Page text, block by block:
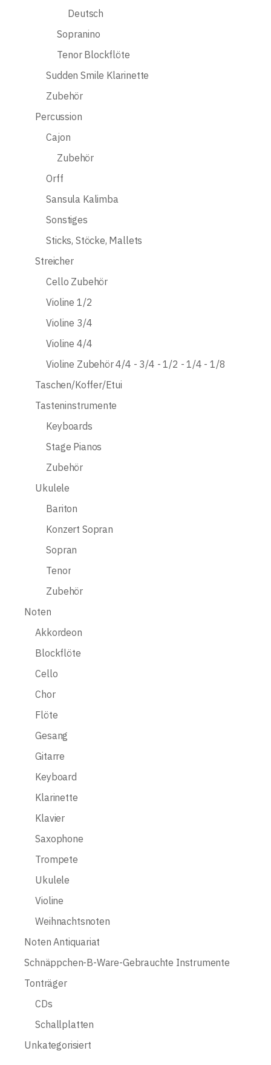
Deutsch
Sopranino
Tenor Blockflöte
Sudden Smile Klarinette
Zubehör
Percussion
Cajon
Zubehör
Orff
Sansula Kalimba
Sonstiges
Sticks, Stöcke, Mallets
Streicher
Cello Zubehör
Violine 1/2
Violine 3/4
Violine 4/4
Violine Zubehör 4/4 - 3/4 - 1/2 - 1/4 - 1/8
Taschen/Koffer/Etui
Tasteninstrumente
Keyboards
Stage Pianos
Zubehör
Ukulele
Bariton
Konzert Sopran
Sopran
Tenor
Zubehör
Noten
Akkordeon
Blockflöte
Cello
Chor
Flöte
Gesang
Gitarre
Keyboard
Klarinette
Klavier
Saxophone
Trompete
Ukulele
Violine
Weihnachtsnoten
Noten Antiquariat
Schnäppchen-B-Ware-Gebrauchte Instrumente
Tonträger
CDs
Schallplatten
Unkategorisiert